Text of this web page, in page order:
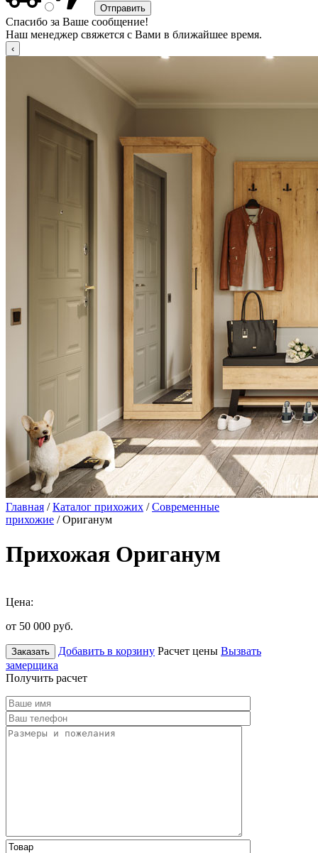
Спасибо за Ваше сообщение!
Наш менеджер свяжется с Вами в ближайшее время.
Главная /Каталог прихожих /Современные
прихожие / Ориганум
Прихожая Ориганум
Цена:
от 50 000 руб.
Заказать Добавить в корзину Расчет цены Вызвать
замерщика
Получить расчет